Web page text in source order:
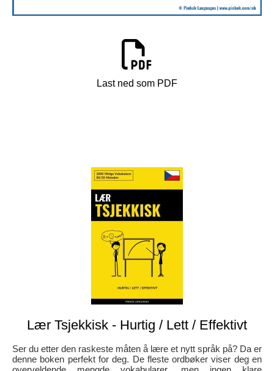
Last ned som PDF
Lær Tsjekkisk - Hurtig / Lett / Effektivt
Ser du etter den raskeste måten å lære et nytt språk på? Da er
denne boken perfekt for deg. De fleste ordbøker viser deg en